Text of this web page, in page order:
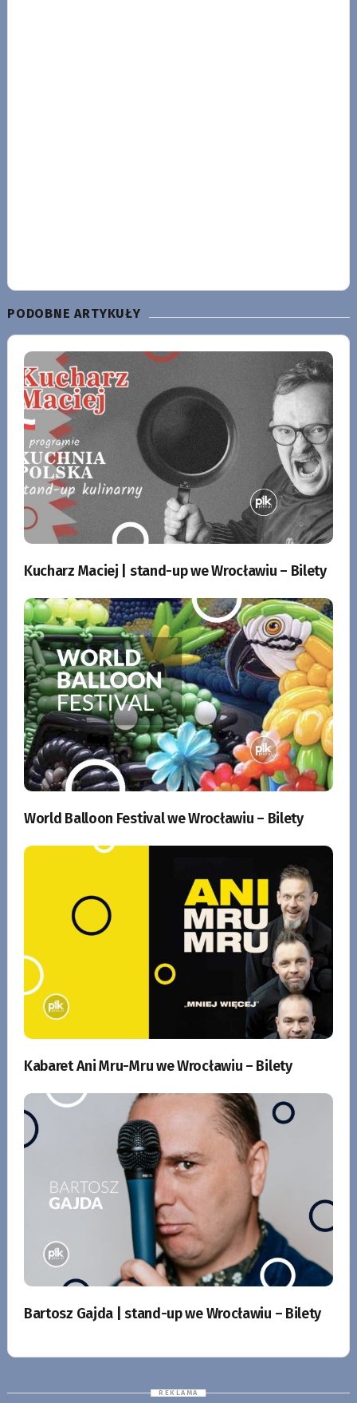
PODOBNE ARTYKUŁY
Kucharz Maciej | stand-up we Wrocławiu – Bilety
World Balloon Festival we Wrocławiu – Bilety
Kabaret Ani Mru-Mru we Wrocławiu – Bilety
Bartosz Gajda | stand-up we Wrocławiu – Bilety